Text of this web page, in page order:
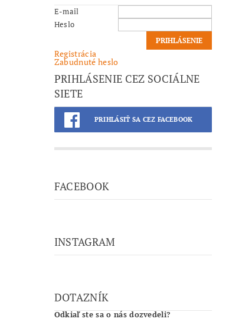
E-mail
Heslo
Registrácia
Zabudnuté heslo
PRIHLÁSENIE CEZ SOCIÁLNE
SIETE
PRIHLÁSIŤ SA CEZ FACEBOOK
FACEBOOK
INSTAGRAM
DOTAZNÍK
Odkiaľ ste sa o nás dozvedeli?